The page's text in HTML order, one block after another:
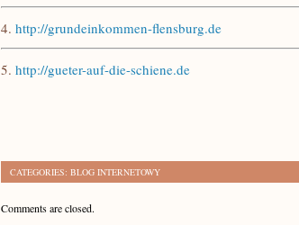
4. http://grundeinkommen-flensburg.de
5. http://gueter-auf-die-schiene.de
CATEGORIES: BLOG INTERNETOWY
Comments are closed.